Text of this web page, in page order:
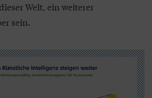
Welt, ein weiterer
sein.